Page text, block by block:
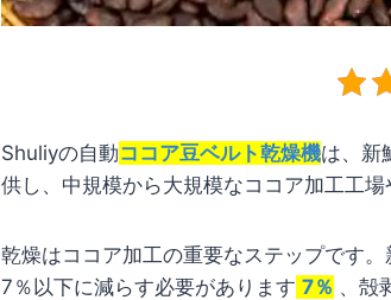
Shuliyの自動ココア豆ベルト乾燥機は、新
供し、中規模から大規模なココア加工工場
乾燥はココア加工の重要なステップです
7％以下に減らす必要があります 7％ 、殻